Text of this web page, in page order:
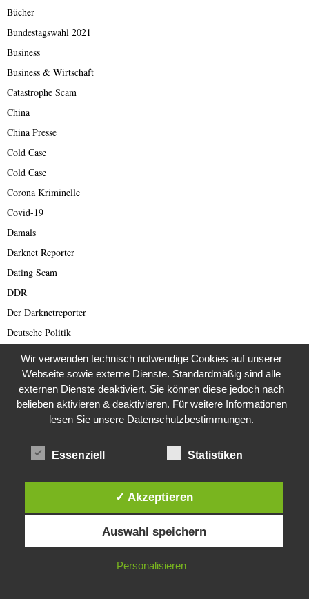
Bücher
Bundestagswahl 2021
Business
Business & Wirtschaft
Catastrophe Scam
China
China Presse
Cold Case
Cold Case
Corona Kriminelle
Covid-19
Damals
Darknet Reporter
Dating Scam
DDR
Der Darknetreporter
Deutsche Politik
Deutschland
Diabetes
Die Stem van die Apartheid
Dokumentationen
Energie
Europa
Diese Website verwendet Cookies. Durch die weitere Nutzung dieser
Website stimmst du der Verwendung von Cookies zu.
IN ORDNUNG
Wir verwenden technisch notwendige Cookies auf unserer
Webseite sowie externe Dienste. Standardmäßig sind alle
externen Dienste deaktiviert. Sie können diese jedoch nach
belieben aktivieren & deaktivieren. Für weitere Informationen
lesen Sie unsere Datenschutzbestimmungen.
Essenziell Statistiken
✓ Akzeptieren
Auswahl speichern
Personalisieren